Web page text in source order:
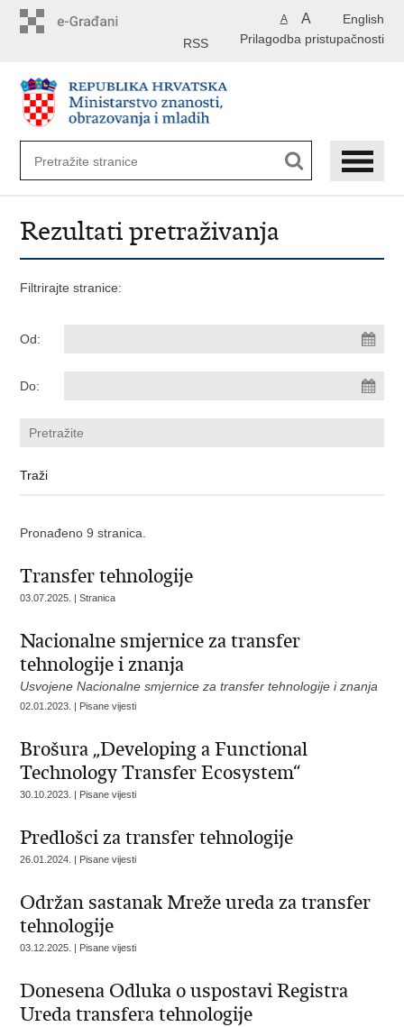
English
A A
Prilagodba pristupačnosti
RSS
Rezultati pretraživanja
Filtrirajte stranice:
Od:
Do:
Pronađeno 9 stranica.
Transfer tehnologije
03.07.2025. | Stranica
Nacionalne smjernice za transfer
tehnologije i znanja
Usvojene Nacionalne smjernice za transfer tehnologije i znanja
02.01.2023. | Pisane vijesti
Brošura „Developing a Functional
Technology Transfer Ecosystem“
30.10.2023. | Pisane vijesti
Predlošci za transfer tehnologije
26.01.2024. | Pisane vijesti
Održan sastanak Mreže ureda za transfer
tehnologije
03.12.2025. | Pisane vijesti
Donesena Odluka o uspostavi Registra
Ureda transfera tehnologije